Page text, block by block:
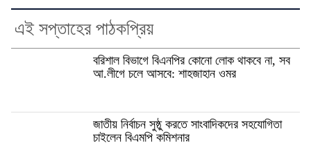
এই সপ্তাহের পাঠকপ্রিয়
বরিশাল বিভাগে বিএনপির কোনো লোক থাকবে না, সব
আ.লীগে চলে আসবে: শাহজাহান ওমর
জাতীয় নির্বাচন সুষ্ঠু করতে সাংবাদিকদের সহযোগিতা
চাইলেন বিএমপি কমিশনার